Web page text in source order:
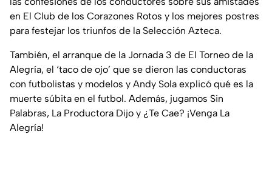
en El Club de los Corazones Rotos y los mejores postres
para festejar los triunfos de la Selección Azteca.
También, el arranque de la Jornada 3 de El Torneo de la
Alegría, el ‘taco de ojo’ que se dieron las conductoras
con futbolistas y modelos y Andy Sola explicó qué es la
muerte súbita en el futbol. Además, jugamos Sin
Palabras, La Productora Dijo y ¿Te Cae? ¡Venga La
Alegría!